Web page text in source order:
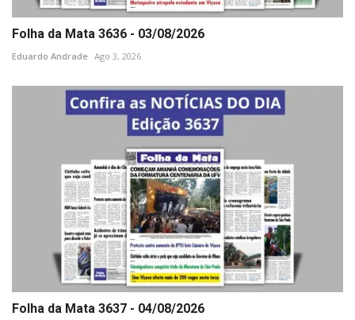
Minas Gerais
Folha da Mata 3636 - 03/08/2026
Eduardo Andrade Ago 3, 2026
Folha da Mata 3637 - 04/08/2026